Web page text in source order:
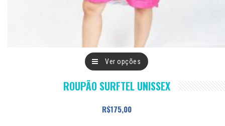
Ver opções
Este
tem
ROUPÃO SURFTEL UNISSEX
R$175,00